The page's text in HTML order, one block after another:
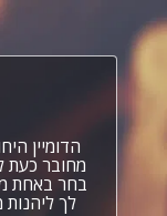
הדומיין
מחובר כעת
בחר באחת
לך ליהנות